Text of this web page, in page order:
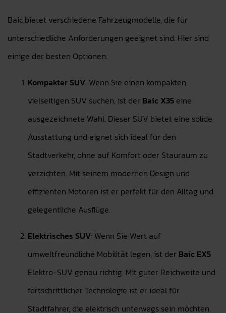
Baic bietet verschiedene Fahrzeugmodelle, die für
unterschiedliche Anforderungen geeignet sind. Hier sind
einige der besten Optionen:
Kompakter SUV: Wenn Sie einen kompakten,
vielseitigen SUV suchen, ist der Baic X35 eine
ausgezeichnete Wahl. Dieser SUV bietet eine solide
Ausstattung und eignet sich ideal für den
Stadtverkehr, ohne auf Komfort oder Stauraum zu
verzichten. Mit seinem modernen Design und
effizienten Motoren ist er perfekt für den Alltag und
gelegentliche Ausflüge.
Elektrisches SUV: Wenn Sie Wert auf
umweltfreundliche Mobilität legen, ist der Baic EX5
Elektro-SUV genau richtig. Mit guter Reichweite und
fortschrittlicher Technologie ist er ideal für
Stadtfahrer, die elektrisch unterwegs sein möchten.